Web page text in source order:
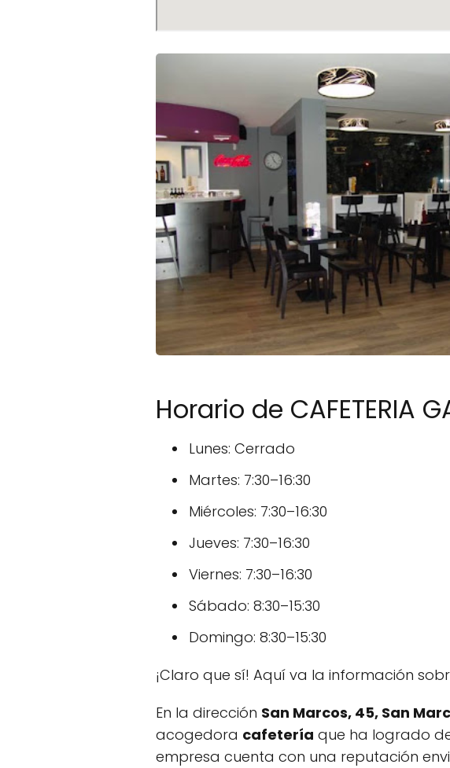
Horario de CAFETERIA
Lunes: Cerrado
Martes: 7:30–16:30
Miércoles: 7:30–16:30
Jueves: 7:30–16:30
Viernes: 7:30–16:30
Sábado: 8:30–15:30
Domingo: 8:30–15:30
¡Claro que sí! Aquí va la información
En la dirección San Marcos, 45, San
acogedora cafetería que ha logrado
empresa cuenta con una reputación